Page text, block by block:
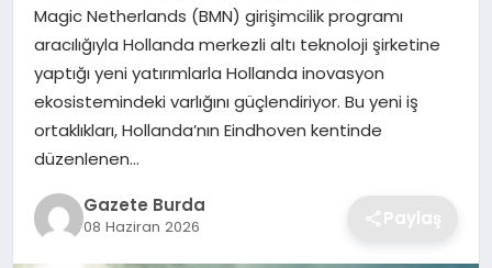
SAĞLIK
EĞITIM
DÜNYA
SIYASET
Magic Netherlands (BMN) girişimcilik programı
aracılığıyla Hollanda merkezli altı teknoloji şirketine
yaptığı yeni yatırımlarla Hollanda inovasyon
ekosistemindeki varlığını güçlendiriyor. Bu yeni iş
ortaklıkları, Hollanda’nın Eindhoven kentinde
düzenlenen…
Gazete Burda
08 Haziran 2026 Paylaş